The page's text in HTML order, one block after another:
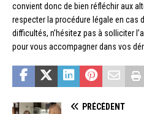
convient donc de bien réfléchir aux
respecter la procédure légale en cas
difficultés, n’hésitez pas à solliciter
pour vous accompagner dans vos
PRÉCÉDENT